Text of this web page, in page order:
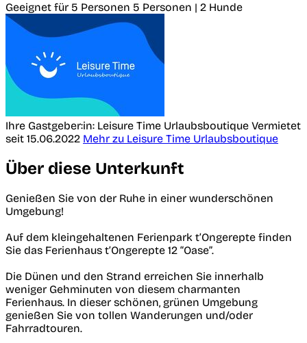
Geeignet für 5 Personen 5 Personen | 2 Hunde
Ihre Gastgeber:in: Leisure Time Urlaubsboutique Vermietet
seit 15.06.2022 Mehr zu Leisure Time Urlaubsboutique
Über diese Unterkunft
Genießen Sie von der Ruhe in einer wunderschönen
Umgebung!
Auf dem kleingehaltenen Ferienpark t’Ongerepte finden
Sie das Ferienhaus t’Ongerepte 12 “Oase”.
Die Dünen und den Strand erreichen Sie innerhalb
weniger Gehminuten von diesem charmanten
Ferienhaus. In dieser schönen, grünen Umgebung
genießen Sie von tollen Wanderungen und/oder
Fahrradtouren.